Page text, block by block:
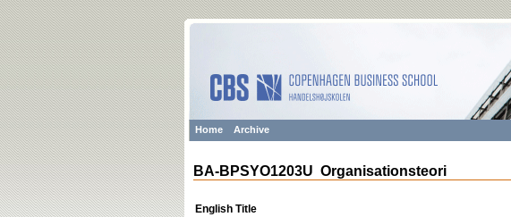
Home Archive
BA-BPSYO1203U Organisationsteori
English Title